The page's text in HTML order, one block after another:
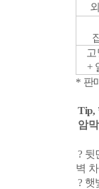
+
* 판
Tip,
암
? 뒷
벽
? 햇